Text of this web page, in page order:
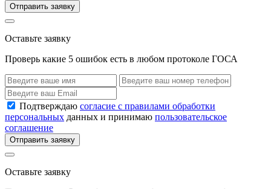
Отправить заявку
Оставьте заявку
Проверь какие 5 ошибок есть в любом протоколе ГОСА
Подтверждаю согласие с правилами обработки
персональных данных и принимаю пользовательское
соглашение
Отправить заявку
Оставьте заявку